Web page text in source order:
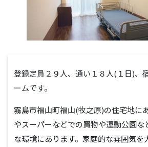
登録定員２９人、通い１８人(１日)、
ームです。
霧島市福山町福山(牧之原)の住宅地に
やスーパーなどでの買物や運動公園な
な環境にあります。家庭的な雰囲気を